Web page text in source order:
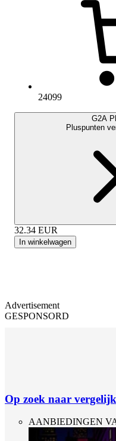
24099
G2A
Pluspunten
32.34 EUR
In winkelwagen
Advertisement
GESPONSORD
Op zoek naar
AANBIEDINGEN